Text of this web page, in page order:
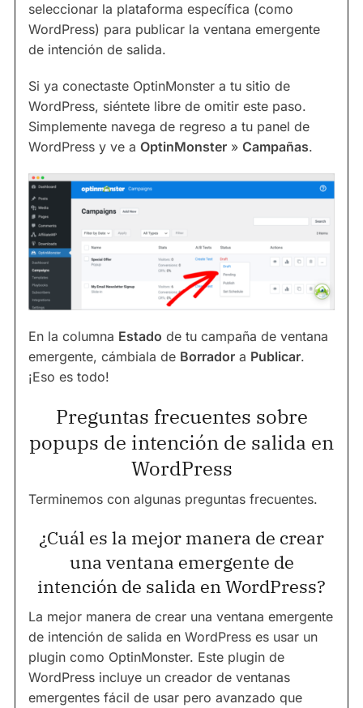
seleccionar la plataforma específica (como
WordPress) para publicar la ventana emergente
de intención de salida.
Si ya conectaste OptinMonster a tu sitio de
WordPress, siéntete libre de omitir este paso.
Simplemente navega de regreso a tu panel de
WordPress y ve a OptinMonster » Campañas.
En la columna Estado de tu campaña de ventana
emergente, cámbiala de Borrador a Publicar.
¡Eso es todo!
Preguntas frecuentes sobre
popups de intención de salida en
WordPress
Terminemos con algunas preguntas frecuentes.
¿Cuál es la mejor manera de crear
una ventana emergente de
intención de salida en WordPress?
La mejor manera de crear una ventana emergente
de intención de salida en WordPress es usar un
plugin como OptinMonster. Este plugin de
WordPress incluye un creador de ventanas
emergentes fácil de usar pero avanzado que